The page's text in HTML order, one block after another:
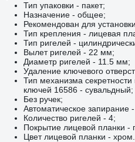
Тип упаковки - пакет;
Назначение - общее;
Рекомендован для
Тип крепления - лицевая
Тип ригелей -
Вылет ригелей - 22 мм;
Диаметр ригелей - 11.5 мм;
Удаление ключевого
Тип механизма
ключей 16586 - сувальдный;
Без ручек;
Автоматическое запирание
Количество ригелей - 4;
Покрытие лицевой планки -
Цвет лицевой планки - хром.